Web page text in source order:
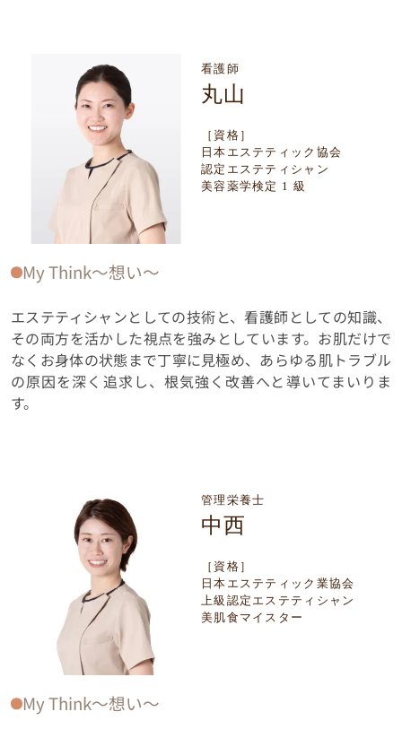
看護師
丸山
［資格］
日本エステティック協会
認定エステティシャン
美容薬学検定 1 級
My Think〜想い〜
エステティシャンとしての技術と、看護師としての知識、
その両方を活かした視点を強みとしています。お肌だけで
なくお身体の状態まで丁寧に見極め、あらゆる肌トラブル
の原因を深く追求し、根気強く改善へと導いてまいりま
す。
管理栄養士
中西
［資格］
日本エステティック業協会
上級認定エステティシャン
美肌食マイスター
My Think〜想い〜